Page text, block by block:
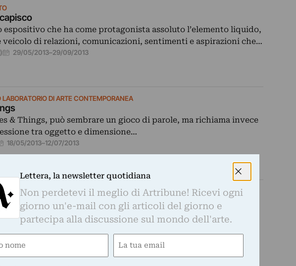
espositivo che ha come protagonista assoluto l’elemento liquido,
veicolo di relazioni, comunicazioni, sentimenti e aspirazioni che…
29/05/2013–29/09/2013
DI ARTE CONTEMPORANEA
& Things, può sembrare un gioco di parole, ma richiama invece
tra oggetto e dimensione…
18/05/2013–12/07/2013
COLLICOLA ARTI VISIVE - MUSEO CARANDENTE
Moncada. Odissea contemporanea
viaggio che ricompone i tasselli della storia di Valentina
gallerista, curatrice e collezionista romana, un percorso
con…
Spoleto (PG) 30/10/2011
Lettera, la newsletter quotidiana
Non perdetevi il meglio di Artribune! Ricevi ogni
giorno un'e-mail con gli articoli del giorno e
partecipa alla discussione sul mondo dell'arte.
Email